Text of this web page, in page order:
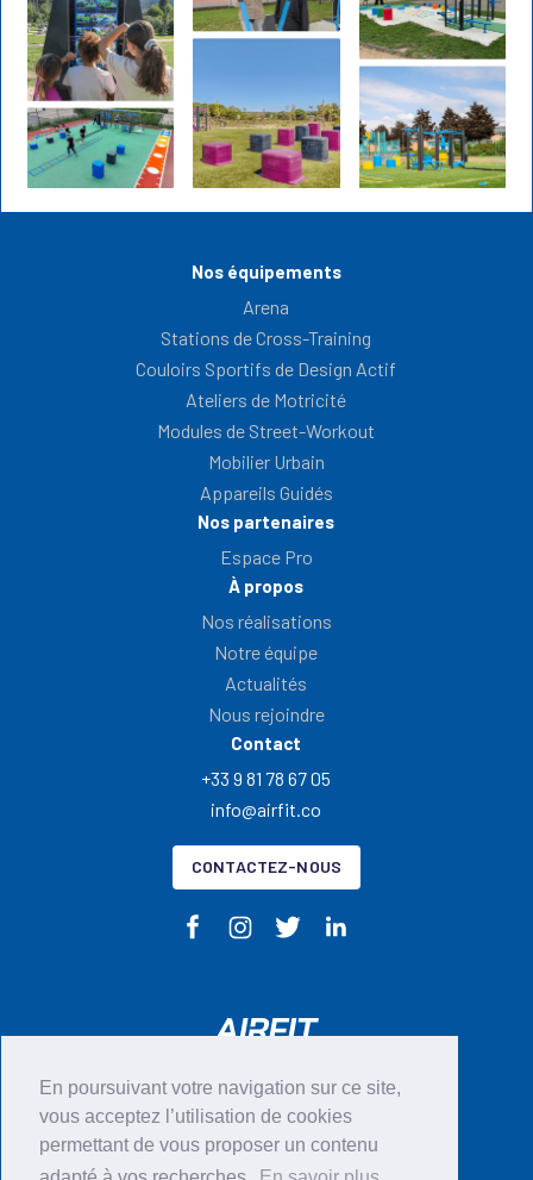
En poursuivant votre navigation sur ce site,
vous acceptez l’utilisation de cookies
permettant de vous proposer un contenu
Nos équipements
Arena
Stations de Cross-Training
Couloirs Sportifs de Design Actif
Ateliers de Motricité
Modules de Street-Workout
Mobilier Urbain
Appareils Guidés
Nos partenaires
Espace Pro
À propos
Nos réalisations
Notre équipe
Actualités
Nous rejoindre
Contact
+33 9 81 78 67 05
info@airfit.co
CONTACTEZ-NOUS
CGU
Mentions légales